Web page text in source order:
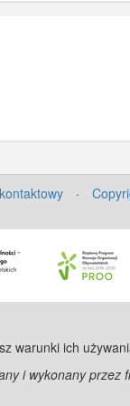
·
warunki ich
i wykonany przez